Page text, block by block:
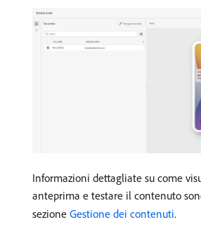
Informazioni dettagliate su come
anteprima e testare il contenuto
sezione Gestione dei contenuti.